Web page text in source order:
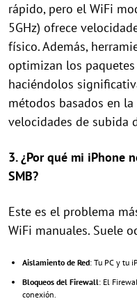
rápido, pero el WiFi
5GHz) ofrece
físico. Además,
optimizan los
haciéndolos
métodos basados en
velocidades de subida
3. ¿Por qué mi iPhone
SMB?
Este es el problema
WiFi manuales. Suele
Aislamiento de Red: Tu PC y tu
Bloqueos del Firewall: El
conexión.